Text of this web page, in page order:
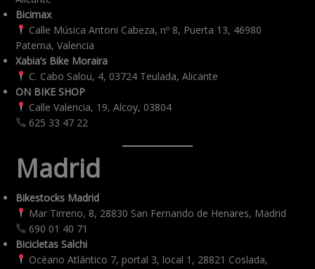
Bicimax
Calle Música Antoni Cabeza, nº 8, Puerta 13, 46980
Paterna, Valencia
Xabia’s Bike Moraira
C. Cabo Salou, 4, 03724 Teulada, Alicante
ON BIKE SHOP
Calle Valencia, 19, Alcoy, 03804
625 33 47 22
Madrid
Bikestocks Madrid
Mar Tirreno, 8, 28830 San Fernando de Henares, Madrid
690 01 40 71
Bicicletas Salchi
Océano Atlántico 7, portal 3, local 1, 28821 Coslada,